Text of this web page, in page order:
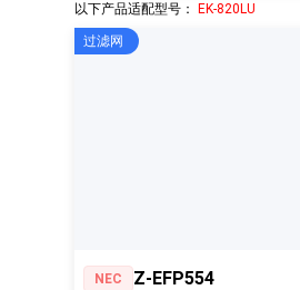
以下产品适配型号： EK-820LU
NEC Z-EFP554
过滤网